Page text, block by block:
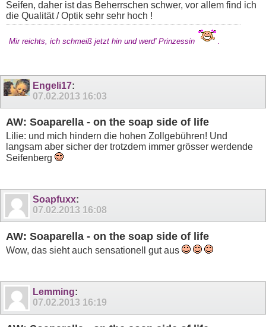
Seifen, daher ist das Beherrschen schwer, vor allem find ich
die Qualität / Optik sehr sehr hoch !
Mir reichts, ich schmeiß jetzt hin und werd' Prinzessin
Engeli17:
07.02.2013 16:03
AW: Soaparella - on the soap side of life
Lilie: und mich hindern die hohen Zollgebühren! Und
langsam aber sicher der trotzdem immer grösser werdende
Seifenberg
Soapfuxx:
07.02.2013 16:08
AW: Soaparella - on the soap side of life
Wow, das sieht auch sensationell gut aus
Lemming:
07.02.2013 16:19